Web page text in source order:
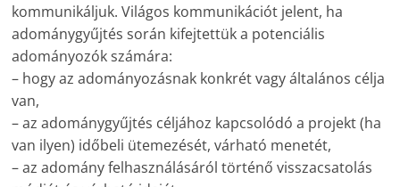
kommunikáljuk. Világos kommunikációt jelent, ha
adománygyűjtés során kifejtettük a potenciális
adományozók számára:
– hogy az adományozásnak konkrét vagy általános célja
van,
– az adománygyűjtés céljához kapcsolódó a projekt (ha
van ilyen) időbeli ütemezését, várható menetét,
– az adomány felhasználásáról történő visszacsatolás